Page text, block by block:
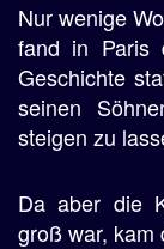
Nur wenige
fand in Paris
Geschichte
seinen
steigen zu
Da aber die
groß war, kam